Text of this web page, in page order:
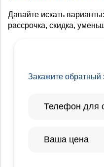
Давайте искать варианты:
рассрочка, скидка,
Закажите обратный